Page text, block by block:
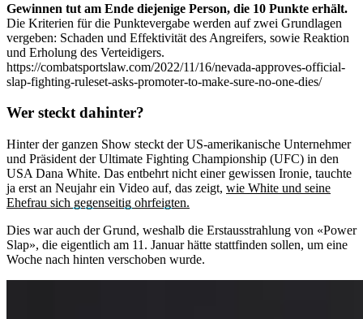
Gewinnen tut am Ende diejenige Person, die 10 Punkte erhält.
Die Kriterien für die Punktevergabe werden auf zwei Grundlagen
vergeben: Schaden und Effektivität des Angreifers, sowie Reaktion
und Erholung des Verteidigers.
https://combatsportslaw.com/2022/11/16/nevada-approves-official-
slap-fighting-ruleset-asks-promoter-to-make-sure-no-one-dies/
Wer steckt dahinter?
Hinter der ganzen Show steckt der US-amerikanische Unternehmer
und Präsident der Ultimate Fighting Championship (UFC) in den
USA Dana White. Das entbehrt nicht einer gewissen Ironie, tauchte
ja erst an Neujahr ein Video auf, das zeigt, wie White und seine
Ehefrau sich gegenseitig ohrfeigten.
Dies war auch der Grund, weshalb die Erstausstrahlung von «Power
Slap», die eigentlich am 11. Januar hätte stattfinden sollen, um eine
Woche nach hinten verschoben wurde.